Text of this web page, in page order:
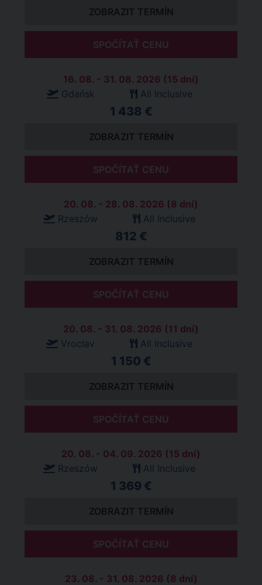
ZOBRAZIT TERMÍN
SPOČÍTAŤ CENU
16. 08. - 31. 08. 2026 (15 dní)
Gdańsk
All Inclusive
1 438 €
ZOBRAZIT TERMÍN
SPOČÍTAŤ CENU
20. 08. - 28. 08. 2026 (8 dní)
Rzeszów
All Inclusive
812 €
ZOBRAZIT TERMÍN
SPOČÍTAŤ CENU
20. 08. - 31. 08. 2026 (11 dní)
Vroclav
All Inclusive
1 150 €
ZOBRAZIT TERMÍN
SPOČÍTAŤ CENU
20. 08. - 04. 09. 2026 (15 dní)
Rzeszów
All Inclusive
1 369 €
ZOBRAZIT TERMÍN
SPOČÍTAŤ CENU
23. 08. - 31. 08. 2026 (8 dní)